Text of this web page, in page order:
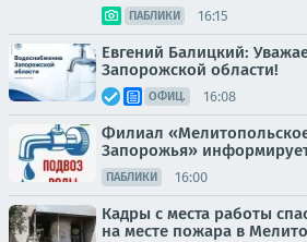
ПАБЛИКИ 16:15
Евгений Балицкий:
Запорожской области!
ОФИЦ. 16:08
Филиал
Запорожья»
ПАБЛИКИ 16:00
Кадры с места работы
на месте пожара в